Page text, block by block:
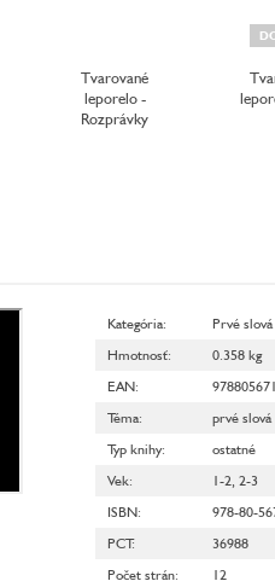
Tvarované
leporelo -
Rozprávky
Kategória:
Prvé slová
Hmotnosť:
0.358 kg
EAN:
Téma:
prvé slová
Typ knihy:
ostatné
Vek: 1-2, 2-3
ISBN:
978-80-
PCT:
36988
Počet strán:
12